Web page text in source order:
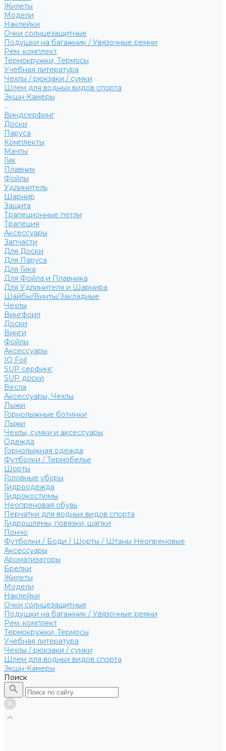
Жилеты
Модели
Наклейки
Очки солнцезащитные
Подушки на багажник / Увязочные ремни
Рем. комплект
Термокружки, Термосы
Учебная литература
Чехлы / рюкзаки / сумки
Шлем для водных видов спорта
Экшн-Камеры
...
Виндсерфинг
Доски
Паруса
Комплекты
Мачты
Гик
Плавник
Фойлы
Удлинитель
Шарнир
Защита
Трапеционные петли
Трапеция
Аксессуары
Запчасти
Для Доски
Для Паруса
Для Гика
Для Фойла и Плавника
Для Удлинителя и Шарнира
Шайбы/Винты/Закладные
Чехлы
Вингфоил
Доски
Винги
Фойлы
Аксессуары
IQ Foil
SUP серфинг
SUP доски
Весла
Аксессуары, Чехлы
Лыжи
Горнолыжные ботинки
Лыжи
Чехлы, сумки и аксессуары
Одежда
Горнолыжная одежда
Футболки / Термобелье
Шорты
Головные уборы
Гидроодежда
Гидрокостюмы
Неопреновая обувь
Перчатки для водных видов спорта
Гидрошлемы, повязки, шапки
Пончо
Футболки / Боди / Шорты / Штаны Неопреновые
Аксессуары
Ароматизаторы
Брелки
Жилеты
Модели
Наклейки
Очки солнцезащитные
Подушки на багажник / Увязочные ремни
Рем. комплект
Термокружки, Термосы
Учебная литература
Чехлы / рюкзаки / сумки
Шлем для водных видов спорта
Экшн-Камеры
Поиск